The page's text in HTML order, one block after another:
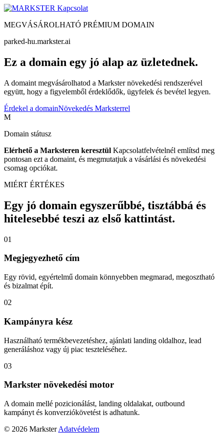
Kapcsolat
MEGVÁSÁROLHATÓ PRÉMIUM DOMAIN
parked-hu.markster.ai
Ez a domain egy jó alap az üzletednek.
A domaint megvásárolhatod a Markster növekedési rendszerével
együtt, hogy a figyelemből érdeklődők, ügyfelek és bevétel legyen.
Érdekel a domainNövekedés Marksterrel
M
Domain státusz
Elérhető a Marksteren keresztül Kapcsolatfelvételnél említsd meg
pontosan ezt a domaint, és megmutatjuk a vásárlási és növekedési
csomag opciókat.
MIÉRT ÉRTÉKES
Egy jó domain egyszerűbbé, tisztábbá és
hitelesebbé teszi az első kattintást.
01
Megjegyezhető cím
Egy rövid, egyértelmű domain könnyebben megmarad, megosztható
és bizalmat épít.
02
Kampányra kész
Használható termékbevezetéshez, ajánlati landing oldalhoz, lead
generáláshoz vagy új piac teszteléséhez.
03
Markster növekedési motor
A domain mellé pozicionálást, landing oldalakat, outbound
kampányt és konverziókövetést is adhatunk.
© 2026 Markster Adatvédelem